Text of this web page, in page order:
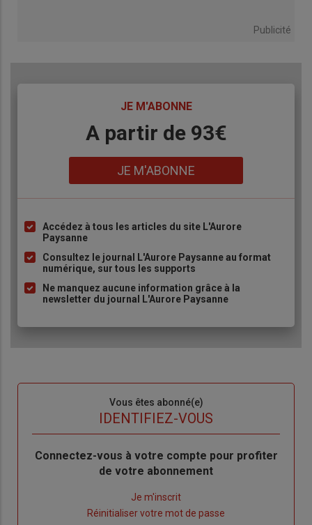
Publicité
JE M'ABONNE
A partir de 93€
JE M'ABONNE
Liste
puce
Accédez à tous les articles du site L'Aurore
Paysanne
Consultez le journal L'Aurore Paysanne au format
numérique, sur tous les supports
Ne manquez aucune information grâce à la
newsletter du journal L'Aurore Paysanne
Vous êtes abonné(e)
IDENTIFIEZ-VOUS
Body
Connectez-vous à votre compte pour profiter
de votre abonnement
Je m'inscrit
Réinitialiser votre mot de passe